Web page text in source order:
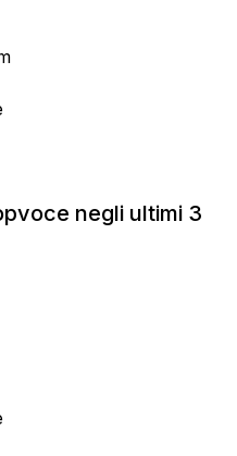
negli ultimi 3